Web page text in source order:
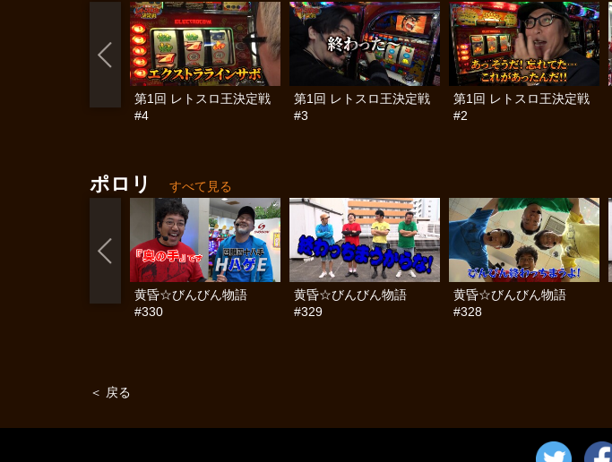
第1回 レトスロ王決定戦
#4
第1回 レトスロ王決定戦
#3
第1回 レトスロ王決定戦
#2
ポロリ すべて見る
黄昏☆びんびん物語
#330
黄昏☆びんびん物語
#329
黄昏☆びんびん物語
#328
＜ 戻る